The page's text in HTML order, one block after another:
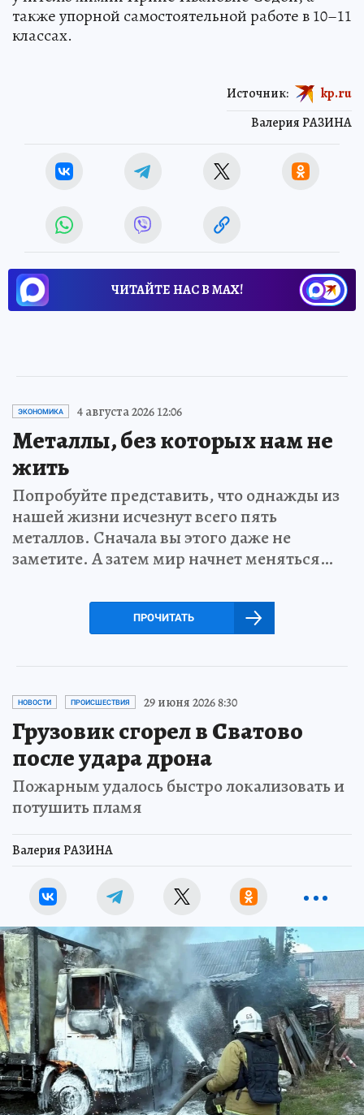
также упорной самостоятельной работе в 10–11
классах.
Валерия РАЗИНА
Источник: kp.ru
ЧИТАЙТЕ НАС В МАХ!
ЭКОНОМИКА 4 августа 2026 12:06
Металлы, без которых нам не
жить
Попробуйте представить, что однажды из
нашей жизни исчезнут всего пять
металлов. Сначала вы этого даже не
заметите. А затем мир начнет меняться…
ПРОЧИТАТЬ
НОВОСТИ ПРОИСШЕСТВИЯ 29 июня 2026 8:30
Грузовик сгорел в Сватово
после удара дрона
Пожарным удалось быстро локализовать и
потушить пламя
Валерия РАЗИНА